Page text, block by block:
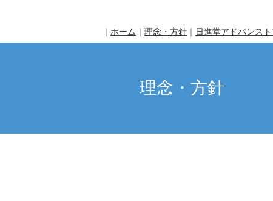
｜ ホーム ｜ 理念・方針 ｜ 日進堂アドバンス
理念・方針